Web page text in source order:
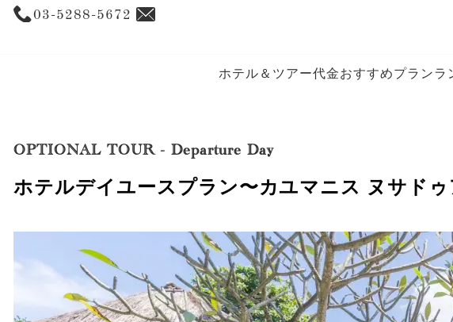
03-5288-5672
ホテル＆ツアー代金おすすめプランラ
OPTIONAL TOUR-Departure Day
ホテルデイユースプラン〜カユマニス ヌサドゥ